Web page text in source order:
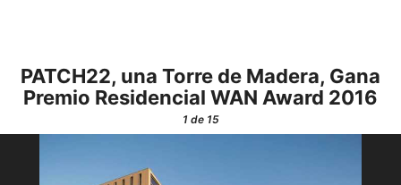
PATCH22, una Torre de Madera, Gana
Premio Residencial WAN Award 2016
1de 15